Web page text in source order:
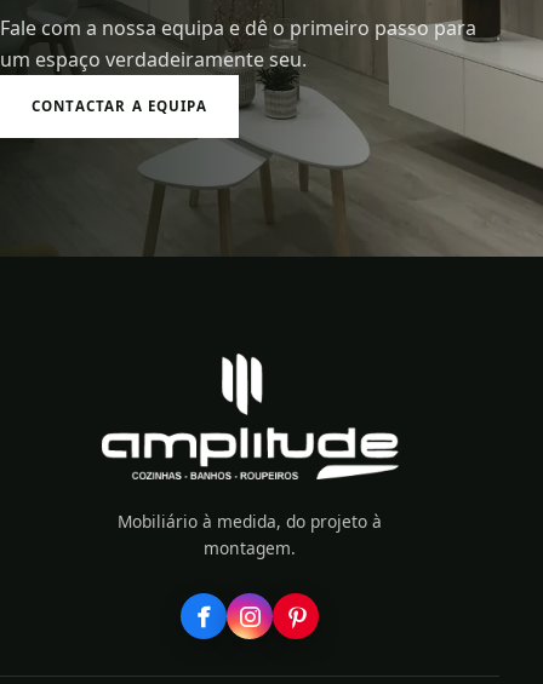
Fale com a nossa equipa e dê o primeiro passo para
um espaço verdadeiramente seu.
CONTACTAR A EQUIPA
Mobiliário à medida, do projeto à
montagem.